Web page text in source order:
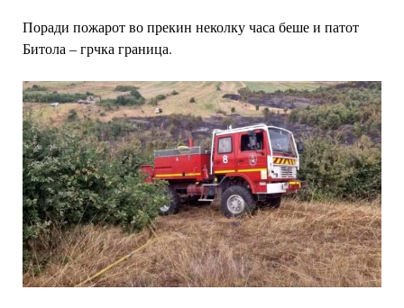
Поради пожарот во прекин неколку часа беше и патот
Битола – грчка граница.